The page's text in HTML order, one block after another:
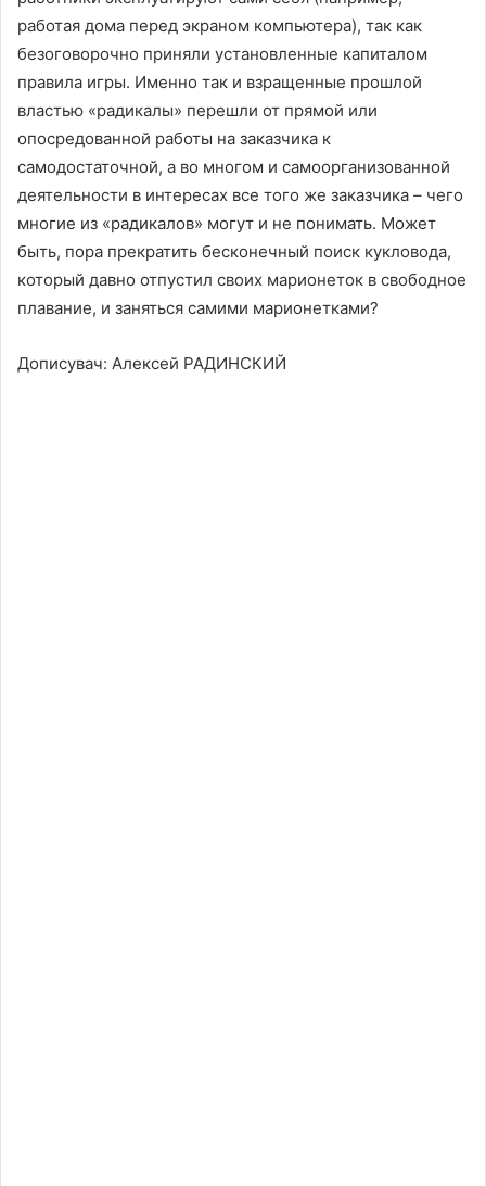
работая дома перед экраном компьютера), так как
безоговорочно приняли установленные капиталом
правила игры. Именно так и взращенные прошлой
властью «радикалы» перешли от прямой или
опосредованной работы на заказчика к
самодостаточной, а во многом и самоорганизованной
деятельности в интересах все того же заказчика – чего
многие из «радикалов» могут и не понимать. Может
быть, пора прекратить бесконечный поиск кукловода,
который давно отпустил своих марионеток в свободное
плавание, и заняться самими марионетками?
Дописувач: Алексей РАДИНСКИЙ